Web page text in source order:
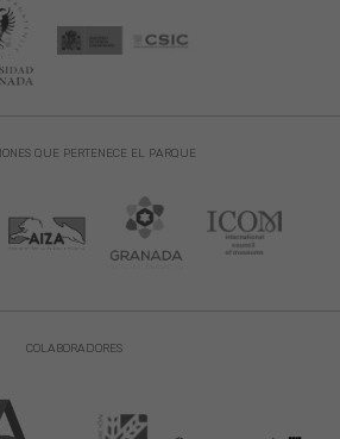
QUE PERTENECE EL PARQUE
COLABORADORES